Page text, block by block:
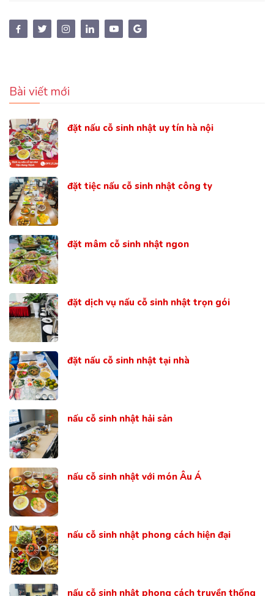
Bài viết mới
đặt nấu cỗ sinh nhật uy tín hà nội
đặt tiệc nấu cỗ sinh nhật công ty
đặt mâm cỗ sinh nhật ngon
đặt dịch vụ nấu cỗ sinh nhật trọn gói
đặt nấu cỗ sinh nhật tại nhà
nấu cỗ sinh nhật hải sản
nấu cỗ sinh nhật với món Âu Á
nấu cỗ sinh nhật phong cách hiện đại
nấu cỗ sinh nhật phong cách truyền thống